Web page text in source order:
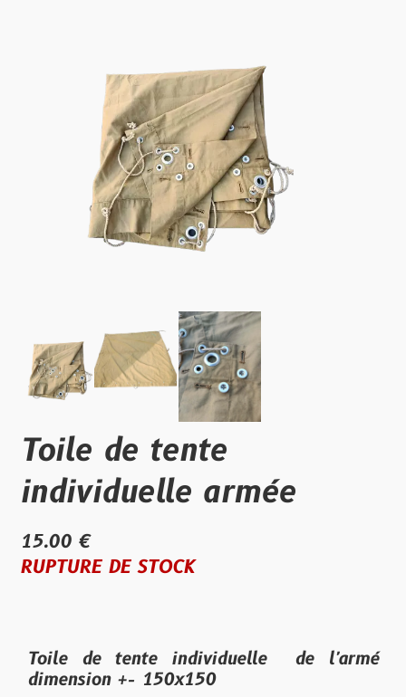
Toile de tente
individuelle armée
15.00 €
RUPTURE DE STOCK
Toile de tente individuelle de l'armé
dimension +- 150x150